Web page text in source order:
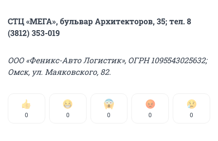
СТЦ «МЕГА», бульвар Архитекторов, 35; тел. 8
(3812) 353-019
ООО «Феникс-Авто Логистик», ОГРН 1095543025632;
Омск, ул. Маяковского, 82.
0 0 0 0 0